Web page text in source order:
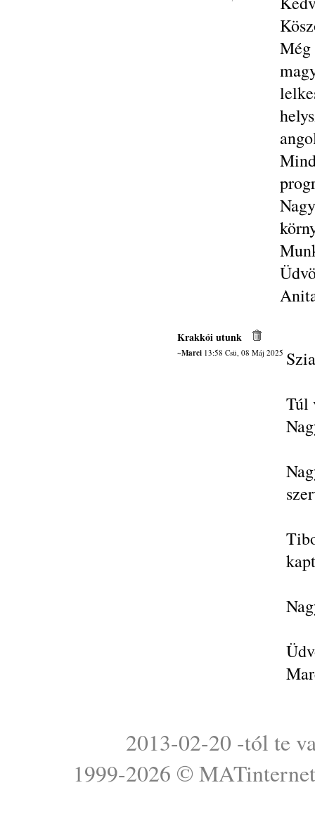
Még
Krakkói utunk
~Marci13:58 Csü, 08 Máj 2025
Túl
2013-02-20 -tól te
1999-2026 © MATinternet